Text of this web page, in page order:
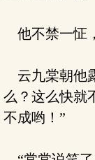
他不禁一怔
云九棠朝他
么？这么快就
不成哟！”